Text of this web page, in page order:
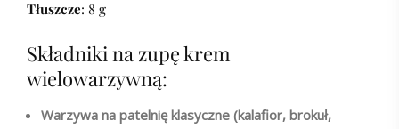
Tłuszcze: 8 g
Składniki na zupę krem
wielowarzywną:
Warzywa na patelnię klasyczne (kalafior, brokuł,